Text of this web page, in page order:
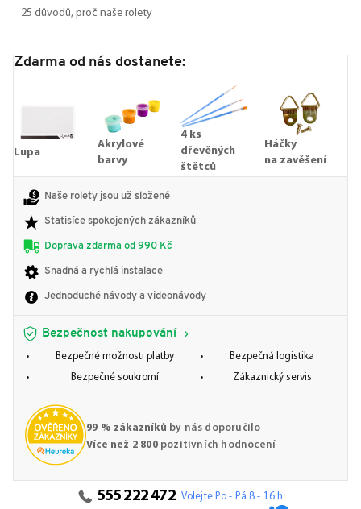
25 důvodů, proč naše rolety
Zdarma od nás dostanete:
Lupa
Akrylové
barvy
4 ks
dřevěných
štětců
Háčky
na zavěšení
Naše rolety jsou už složené
Statisíce spokojených zákazníků
Doprava zdarma od 990 Kč
Snadná a rychlá instalace
Jednoduché návody a videonávody
Bezpečnost nakupování
Bezpečné možnosti platby
Bezpečná logistika
Bezpečné soukromí
Zákaznický servis
99 % zákazníků by nás doporučilo
Více než 2 800pozitivních hodnocení
555 222 472 Volejte Po - Pá 8 - 16 h